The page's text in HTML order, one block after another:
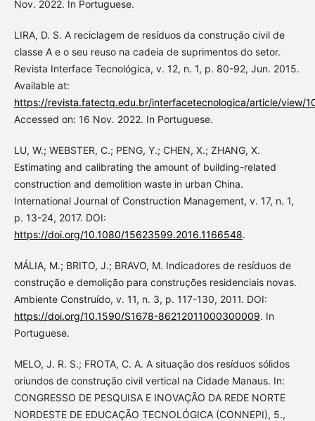
Nov. 2022. In Portuguese.
LIRA, D. S. A reciclagem de resíduos da construção civil de
classe A e o seu reuso na cadeia de suprimentos do setor.
Revista Interface Tecnológica, v. 12, n. 1, p. 80-92, Jun. 2015.
Available at:
https://revista.fatectq.edu.br/interfacetecnologica/article/view/
Accessed on: 16 Nov. 2022. In Portuguese.
LU, W.; WEBSTER, C.; PENG, Y.; CHEN, X.; ZHANG, X.
Estimating and calibrating the amount of building-related
construction and demolition waste in urban China.
International Journal of Construction Management, v. 17, n. 1,
p. 13-24, 2017. DOI:
https://doi.org/10.1080/15623599.2016.1166548.
MÁLIA, M.; BRITO, J.; BRAVO, M. Indicadores de resíduos de
construção e demolição para construções residenciais novas.
Ambiente Construído, v. 11, n. 3, p. 117-130, 2011. DOI:
https://doi.org/10.1590/S1678-86212011000300009. In
Portuguese.
MELO, J. R. S.; FROTA, C. A. A situação dos resíduos sólidos
oriundos de construção civil vertical na Cidade Manaus. In:
CONGRESSO DE PESQUISA E INOVAÇÃO DA REDE NORTE
NORDESTE DE EDUCAÇÃO TECNOLÓGICA (CONNEPI), 5.,